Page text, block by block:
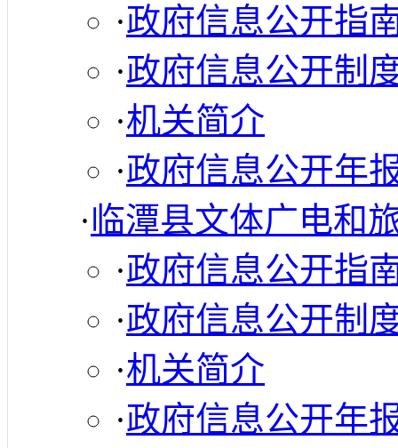
·政府信息公开指
·政府信息公开制
·机关简介
·政府信息公开年
·临潭县文体广电和
·政府信息公开指
·政府信息公开制
·机关简介
·政府信息公开年